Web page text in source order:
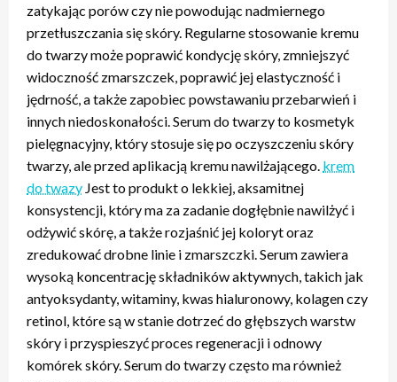
zatykając porów czy nie powodując nadmiernego
przetłuszczania się skóry. Regularne stosowanie kremu
do twarzy może poprawić kondycję skóry, zmniejszyć
widoczność zmarszczek, poprawić jej elastyczność i
jędrność, a także zapobiec powstawaniu przebarwień i
innych niedoskonałości. Serum do twarzy to kosmetyk
pielęgnacyjny, który stosuje się po oczyszczeniu skóry
twarzy, ale przed aplikacją kremu nawilżającego. krem
do twazy Jest to produkt o lekkiej, aksamitnej
konsystencji, który ma za zadanie dogłębnie nawilżyć i
odżywić skórę, a także rozjaśnić jej koloryt oraz
zredukować drobne linie i zmarszczki. Serum zawiera
wysoką koncentrację składników aktywnych, takich jak
antyoksydanty, witaminy, kwas hialuronowy, kolagen czy
retinol, które są w stanie dotrzeć do głębszych warstw
skóry i przyspieszyć proces regeneracji i odnowy
komórek skóry. Serum do twarzy często ma również